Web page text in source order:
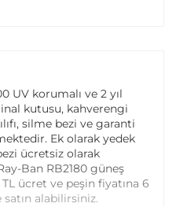
UV korumalı ve 2 yıl
kutusu, kahverengi
silme bezi ve garanti
Ek olarak yedek
ücretsiz olarak
Ban RB2180 güneş
ücret ve peşin fiyatına 6
alabilirsiniz.